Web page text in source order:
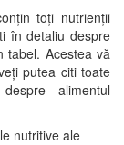
toți nutrienții
în detaliu despre
tabel. Acestea vă
putea citi toate
alimentul
nutritive ale